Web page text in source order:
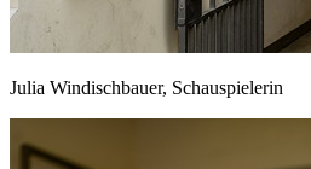
Julia Windischbauer, Schauspielerin